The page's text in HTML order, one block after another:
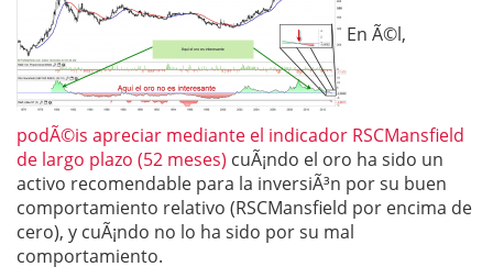
En Ã©l,
podÃ©is apreciar mediante el indicador RSCMansfield
de largo plazo (52 meses) cuÃ¡ndo el oro ha sido un
activo recomendable para la inversiÃ³n por su buen
comportamiento relativo (RSCMansfield por encima de
cero), y cuÃ¡ndo no lo ha sido por su mal
comportamiento.